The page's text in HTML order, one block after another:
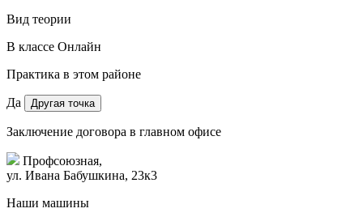
Вид теории
В классе Онлайн
Практика в этом районе
Да Другая точка
Заключение договора в главном офисе
Профсоюзная,
ул. Ивана Бабушкина, 23к3
Наши машины